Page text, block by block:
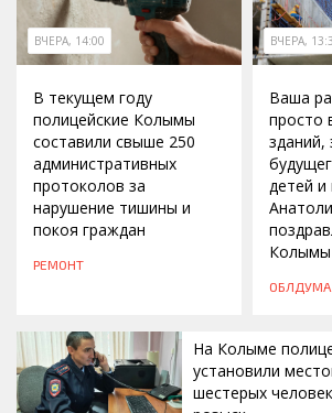
ВЧЕРА, 14:00
В текущем году
полицейские Колымы
составили свыше 250
административных
протоколов за
нарушение тишины и
покоя граждан
РЕМОНТ
ВЧЕРА,
Ваша
просто
зданий,
детей и
Колымы
ОБЛДУМА
На Колыме
установили
шестерых